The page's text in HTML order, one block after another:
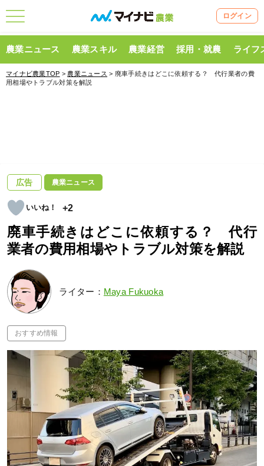
ログイン
農業ニュース 農業スキル 農業経営 採用・就農 ライフ
マイナビ農業TOP > 農業ニュース > 廃車手続きはどこに依頼する？ 代行業者の費
用相場やトラブル対策を解説
広告 農業ニュース
+2
廃車手続きはどこに依頼する？ 代行
業者の費用相場やトラブル対策を解説
ライター： Maya Fukuoka
おすすめ情報